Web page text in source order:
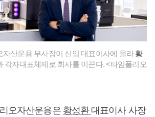
산운용 부사장이 신임 대표이사에 올라황
각자대표체제로 회사를 이끈다. <타임폴리오
오자산운용은 황성환 대표이사 사장